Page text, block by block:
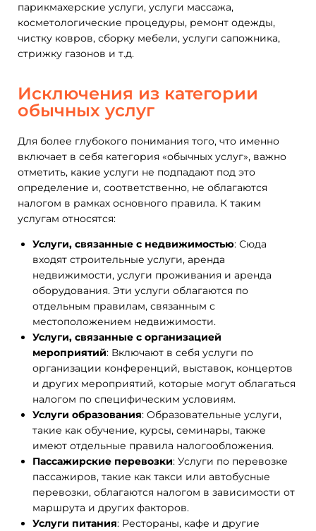
парикмахерские услуги, услуги массажа,
косметологические процедуры, ремонт одежды,
чистку ковров, сборку мебели, услуги сапожника,
стрижку газонов и т.д.
Исключения из категории
обычных услуг
Для более глубокого понимания того, что именно
включает в себя категория «обычных услуг», важно
отметить, какие услуги не подпадают под это
определение и, соответственно, не облагаются
налогом в рамках основного правила. К таким
услугам относятся:
Услуги, связанные с недвижимостью: Сюда
входят строительные услуги, аренда
недвижимости, услуги проживания и аренда
оборудования. Эти услуги облагаются по
отдельным правилам, связанным с
местоположением недвижимости.
Услуги, связанные с организацией
мероприятий: Включают в себя услуги по
организации конференций, выставок, концертов
и других мероприятий, которые могут облагаться
налогом по специфическим условиям.
Услуги образования: Образовательные услуги,
такие как обучение, курсы, семинары, также
имеют отдельные правила налогообложения.
Пассажирские перевозки: Услуги по перевозке
пассажиров, такие как такси или автобусные
перевозки, облагаются налогом в зависимости от
маршрута и других факторов.
Услуги питания: Рестораны, кафе и другие